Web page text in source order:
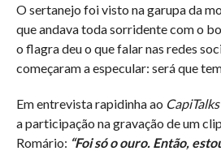
O sertanejo foi visto na garupa da
que andava toda sorridente com o
o flagra deu o que falar nas redes
começaram a especular: será que
Em entrevista rapidinha ao
a participação na gravação de um
Romário: “Foi só o ouro. Então,